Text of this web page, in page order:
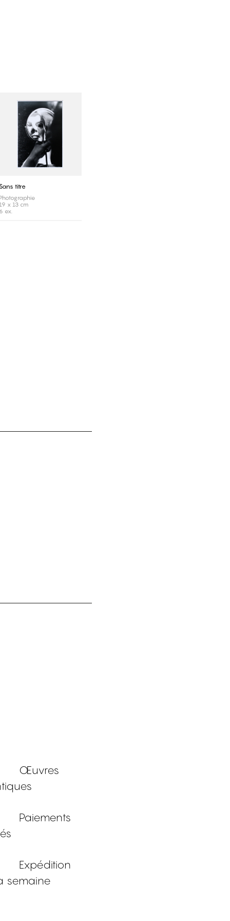
Sans titre
Photographie
19 x 13 cm
6 ex.
Œuvres
Paiements
Expédition
semaine